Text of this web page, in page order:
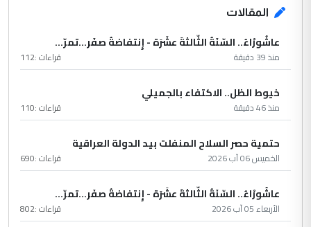
المقالات
عاشُورْاءُ.. السّنَةُ الثّالثةَ عشَرَة - إِنتفاضةُ صفَر…تمرّ...
منذ 39 دقيقة قراءات :112
خيوط الظل.. الاكتفاء بالجميلي
منذ 46 دقيقة قراءات :110
حتمية حصر السلاح المنفلت بيد الدولة العراقية
الخميس 06 آب 2026 قراءات :690
عاشُورْاءُ.. السّنَةُ الثّالثةَ عشَرَة - إِنتفاضةُ صفَر…تمرّ...
الأربعاء 05 آب 2026 قراءات :802